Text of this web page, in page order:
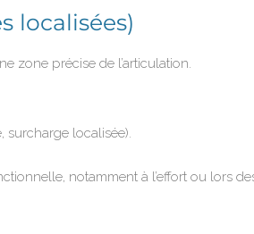
localisées)
zone précise de l’articulation.
surcharge localisée).
notamment à l’effort ou lors